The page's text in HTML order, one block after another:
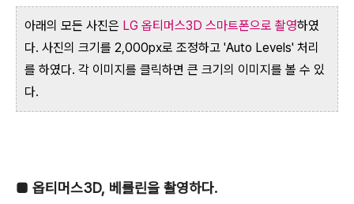
아래의 모든 사진은 LG 옵티머스3D 스마트폰으로 촬영하였
다. 사진의 크기를 2,000px로 조정하고 'Auto Levels' 처리
를 하였다. 각 이미지를 클릭하면 큰 크기의 이미지를 볼 수 있
다.
■ 옵티머스3D, 베를린을 촬영하다.